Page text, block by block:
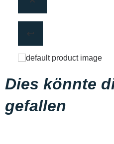
Dies könnte
gefallen